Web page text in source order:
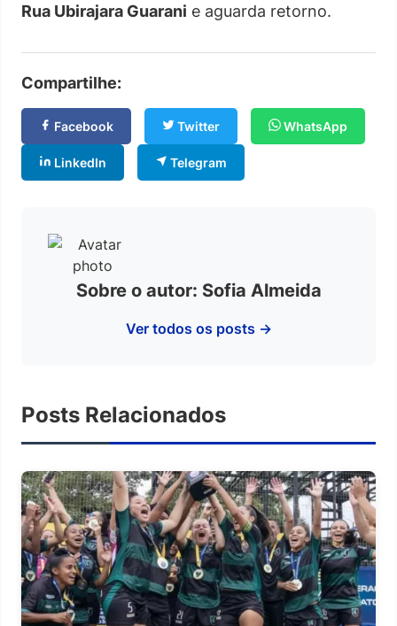
Rua Ubirajara Guarani e aguarda retorno.
Compartilhe:
Facebook Twitter WhatsApp
LinkedIn Telegram
Sobre o autor: Sofia Almeida
Ver todos os posts →
Posts Relacionados